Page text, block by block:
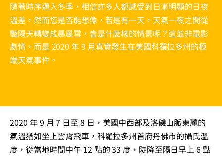
隨著時序邁入冬季，相信許多人都感受到日漸明顯的日夜
溫差，然而您是否能想像，若是有一天，天氣一夜之間從
豔陽天轉變成暴風雪，會是什麼樣的情景呢？這並非電影
劇情，而是 2020 年 9 月真實發生在美國科羅拉多州的極
端天氣事件。
2020 年 9 月 7 日至 8 日，美國中西部及洛磯山脈東麓的
氣溫猶如坐上雲霄飛車，科羅拉多州首府丹佛市的攝氏溫
度，從當地時間中午 12 點的 33 度，陡降至隔日早上 6 點